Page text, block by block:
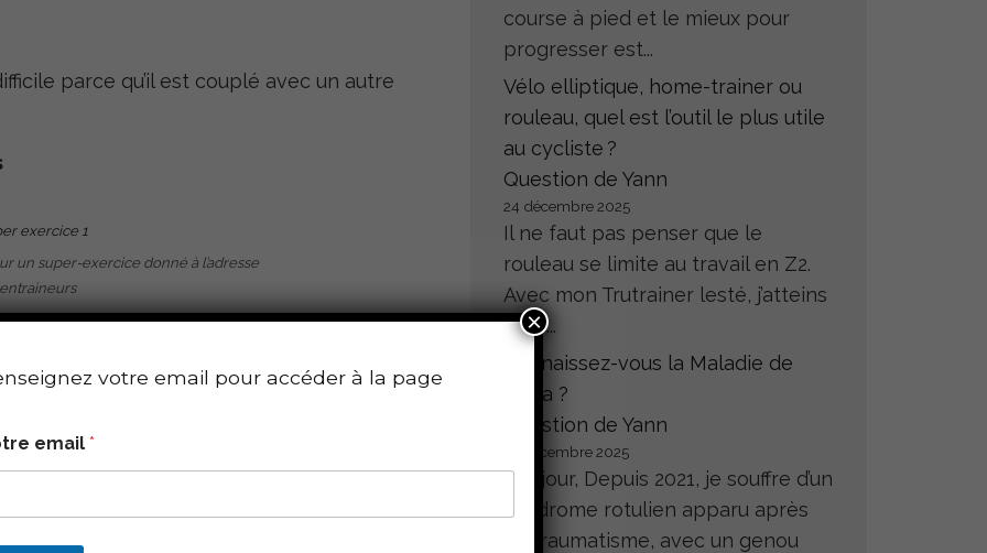
parce qu’il est couplé avec un autre
un super-exercice donné à l’adresse
exemples d’adaptation de la méthode à
PAR COUPLAGE.
d’exécution.
modifier la façon classique d’effectuer un
des bras en orientant de façon
course à pied et le mieux pour
progresser est...
Vélo elliptique, home-trainer ou
rouleau, quel est l’outil le plus utile
au cycliste ?
Question de Yann
24 décembre 2025
Il ne faut pas penser que le
rouleau se limite au travail en Z2.
Avec mon Trutrainer lesté, j’atteins
sans...
Connaissez-vous la Maladie de
Hoffa ?
Question de Yann
23 décembre 2025
Bonjour, Depuis 2021, je souffre d’un
syndrome rotulien apparu après
un traumatisme, avec un genou
votre email pour accéder à la page
email*
×